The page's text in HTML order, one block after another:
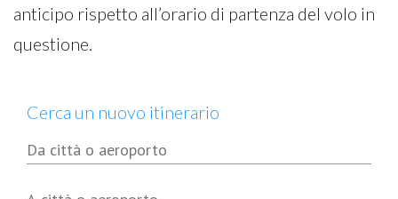
anticipo rispetto all’orario di partenza del volo in
questione.
Cerca un nuovo itinerario